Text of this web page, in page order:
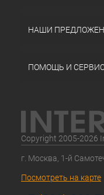
НАШИ
ПОМОЩЬ И
Copyright 2005-2026
г. Москва, 1-й
Посмотреть на карте